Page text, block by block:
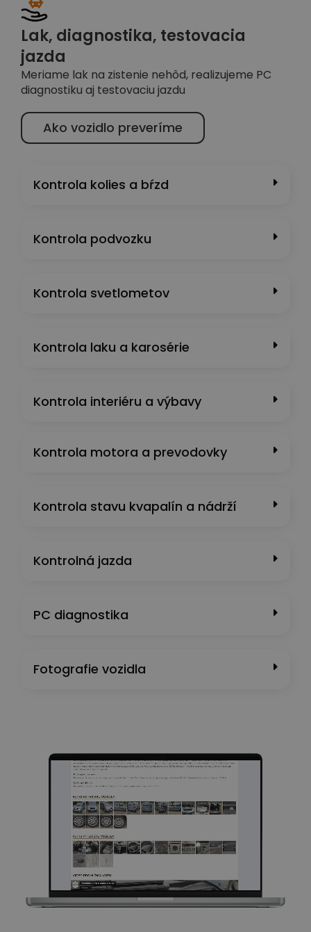
Lak, diagnostika, testovacia
jazda
Meriame lak na zistenie nehôd, realizujeme PC
diagnostiku aj testovaciu jazdu
Ako vozidlo preveríme
Kontrola kolies a bŕzd
Kontrola podvozku
Kontrola svetlometov
Kontrola laku a karosérie
Kontrola interiéru a výbavy
Kontrola motora a prevodovky
Kontrola stavu kvapalín a nádrží
Kontrolná jazda
PC diagnostika
Fotografie vozidla